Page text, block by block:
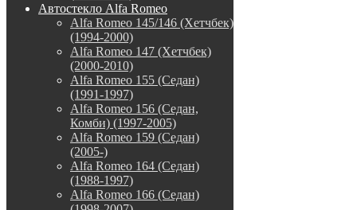
Автостекло Alfa Romeo
Alfa Romeo 145/146 (Хетчбек)
(1994-2000)
Alfa Romeo 147 (Хетчбек)
(2000-2010)
Alfa Romeo 155 (Седан)
(1991-1997)
Alfa Romeo 156 (Седан,
Комби) (1997-2005)
Alfa Romeo 159 (Седан)
(2005-)
Alfa Romeo 164 (Седан)
(1988-1997)
Alfa Romeo 166 (Седан)